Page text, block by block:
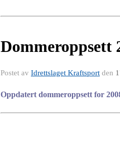
Dommeroppsett
Postet av Idrettslaget Kraftsport den
Oppdatert dommeroppsett for